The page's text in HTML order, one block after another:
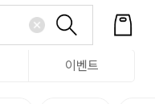
이벤트